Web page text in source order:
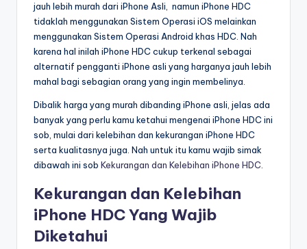
jauh lebih murah dari iPhone Asli, namun iPhone HDC
tidaklah menggunakan Sistem Operasi iOS melainkan
menggunakan Sistem Operasi Android khas HDC. Nah
karena hal inilah iPhone HDC cukup terkenal sebagai
alternatif pengganti iPhone asli yang harganya jauh lebih
mahal bagi sebagian orang yang ingin membelinya.
Dibalik harga yang murah dibanding iPhone asli, jelas ada
banyak yang perlu kamu ketahui mengenai iPhone HDC ini
sob, mulai dari kelebihan dan kekurangan iPhone HDC
serta kualitasnya juga. Nah untuk itu kamu wajib simak
dibawah ini sob Kekurangan dan Kelebihan iPhone HDC
Kekurangan dan Kelebihan
iPhone HDC Yang Wajib
Diketahui